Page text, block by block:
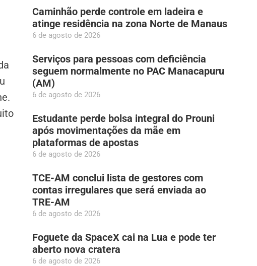
Caminhão perde controle em ladeira e
atinge residência na zona Norte de Manaus
6 de agosto de 2026
Serviços para pessoas com deficiência
seguem normalmente no PAC Manacapuru
(AM)
6 de agosto de 2026
Estudante perde bolsa integral do Prouni
após movimentações da mãe em
plataformas de apostas
6 de agosto de 2026
TCE-AM conclui lista de gestores com
contas irregulares que será enviada ao
TRE-AM
6 de agosto de 2026
Foguete da SpaceX cai na Lua e pode ter
aberto nova cratera
6 de agosto de 2026